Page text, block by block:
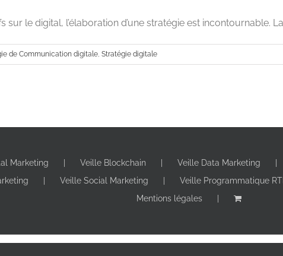
Stratégie de Communication digitale Stratégie
sur le digital, l’élaboration d’une stratégie est incontournable. La
de Communication digitale, Stratégie digitale
Marketing Veille Blockchain Veille Data Marketing
Veille Social Marketing Veille Programmatique
Mentions légales